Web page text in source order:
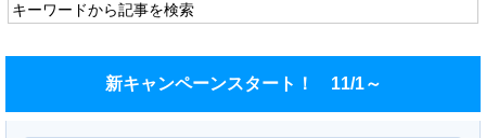
新キャンペーンスタート！ 11/1～